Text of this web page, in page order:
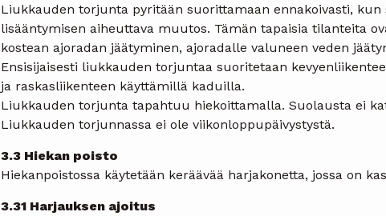
Liukkauden torjunta pyritään suorittamaan ennakoivasti,
lisääntymisen aiheuttava muutos. Tämän tapaisia tilanteita
kostean ajoradan jäätyminen, ajoradalle valuneen veden
Ensisijaisesti liukkauden torjuntaa suoritetaan
ja raskasliikenteen käyttämillä kaduilla.
Liukkauden torjunta tapahtuu hiekoittamalla. Suolausta ei
Liukkauden torjunnassa ei ole viikonloppupäivystystä.
3.3 Hiekan poisto
Hiekanpoistossa käytetään keräävää harjakonetta, jossa on
3.31 Harjauksen ajoitus